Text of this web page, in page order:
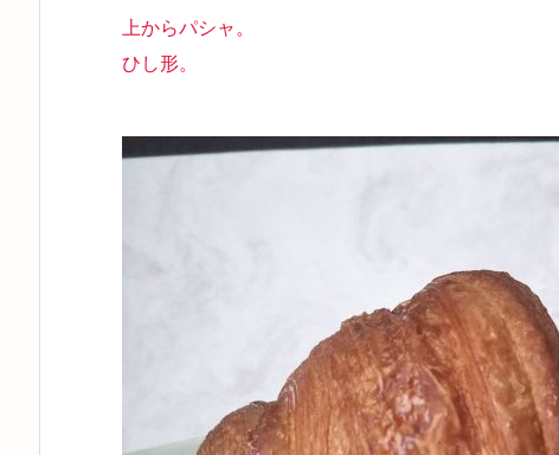
上からパシャ。
ひし形。